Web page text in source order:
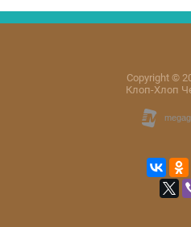
Copyright ©
Клоп-Хлоп